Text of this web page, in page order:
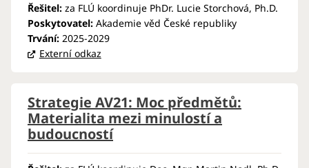
Řešitel: za FLÚ koordinuje PhDr. Lucie Storchová, Ph.D.
Poskytovatel: Akademie věd České republiky
Trvání: 2025-2029
Externí odkaz
Strategie AV21: Moc předmětů:
Materialita mezi minulostí a
budoucností